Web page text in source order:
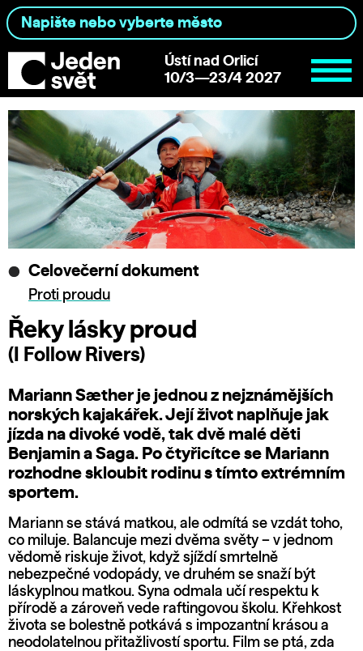
Ústí nad Orlicí
10/3—23/4 2027
Celovečerní dokument
Proti proudu
Řeky lásky proud
(I Follow Rivers)
Mariann Sæther je jednou z nejznámějších
norských kajakářek. Její život naplňuje jak
jízda na divoké vodě, tak dvě malé děti
Benjamin a Saga. Po čtyřicítce se Mariann
rozhodne skloubit rodinu s tímto extrémním
sportem.
Mariann se stává matkou, ale odmítá se vzdát toho,
co miluje. Balancuje mezi dvěma světy – v jednom
vědomě riskuje život, když sjíždí smrtelně
nebezpečné vodopády, ve druhém se snaží být
láskyplnou matkou. Syna odmala učí respektu k
přírodě a zároveň vede raftingovou školu. Křehkost
života se bolestně potkává s impozantní krásou a
neodolatelnou přitažlivostí sportu. Film se ptá, zda